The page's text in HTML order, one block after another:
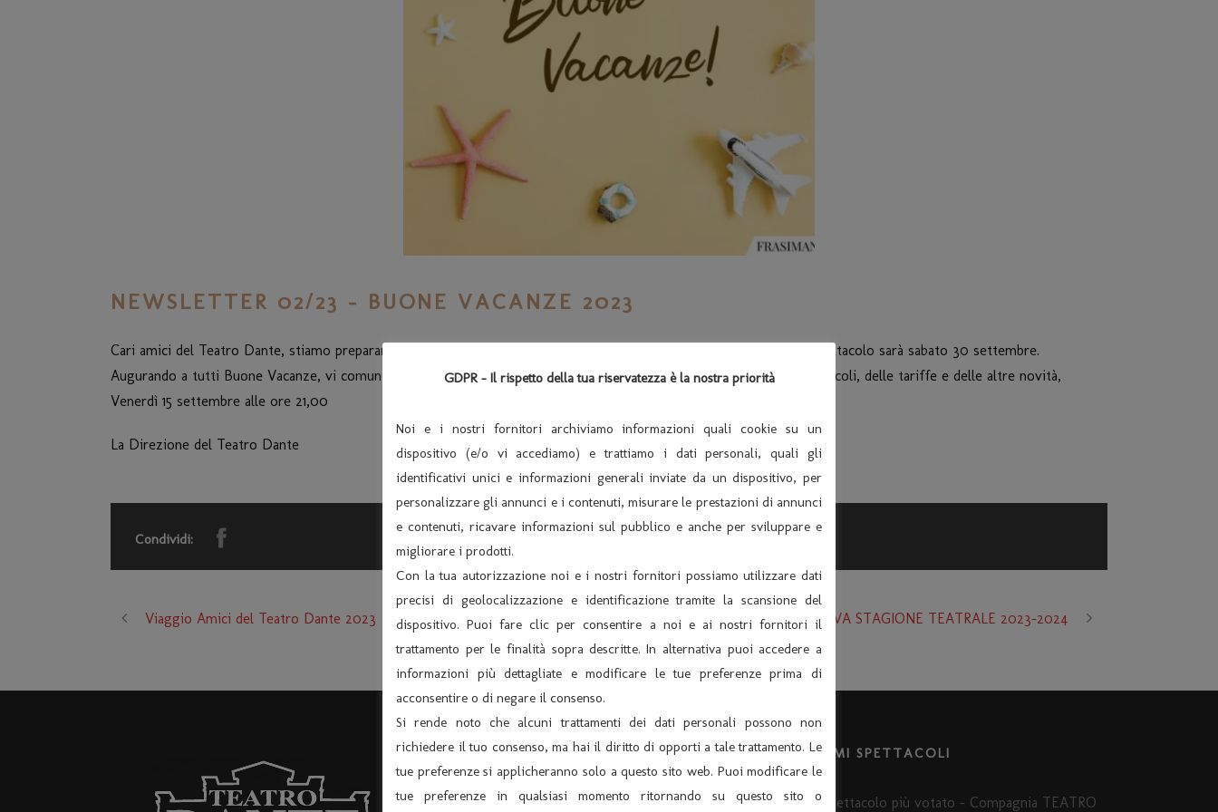
NEWSLETTER 02/23 – BUONE VACANZE 2023
Cari amici del Teatro Dante, stiamo preparando un bel programma per la prossima stagione teatrale, il cui primo spettacolo sarà sabato 30 settembre.
Augurando a tutti Buone Vacanze, vi comunichiamo che ci troveremo per la presentazione del calendario degli spettacoli, delle tariffe e delle altre novità,
Venerdì 15 settembre alle ore 21,00
La Direzione del Teatro Dante
Condividi:
Viaggio Amici del Teatro Dante 2023 NUOVA STAGIONE TEATRALE 2023-2024
ARCHIVIO
Archivio News
ULTIMI SPETTACOLI
Spettacolo più votato – Compagnia TEATRO
GDPR - Il rispetto della tua riservatezza è la nostra priorità
Noi e i nostri fornitori archiviamo informazioni quali cookie su un
dispositivo (e/o vi accediamo) e trattiamo i dati personali, quali gli
identificativi unici e informazioni generali inviate da un dispositivo, per
personalizzare gli annunci e i contenuti, misurare le prestazioni di annunci
e contenuti, ricavare informazioni sul pubblico e anche per sviluppare e
migliorare i prodotti.
Con la tua autorizzazione noi e i nostri fornitori possiamo utilizzare dati
precisi di geolocalizzazione e identificazione tramite la scansione del
dispositivo. Puoi fare clic per consentire a noi e ai nostri fornitori il
trattamento per le finalità sopra descritte. In alternativa puoi accedere a
informazioni più dettagliate e modificare le tue preferenze prima di
acconsentire o di negare il consenso.
Si rende noto che alcuni trattamenti dei dati personali possono non
richiedere il tuo consenso, ma hai il diritto di opporti a tale trattamento. Le
tue preferenze si applicheranno solo a questo sito web. Puoi modificare le
tue preferenze in qualsiasi momento ritornando su questo sito o